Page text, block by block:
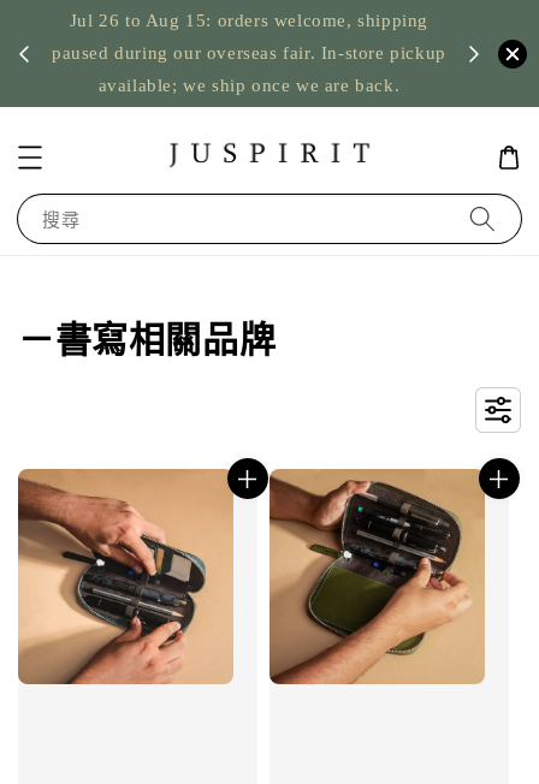
Jul 26 to Aug 15: orders welcome, shipping
paused during our overseas fair. In-store pickup
available; we ship once we are back.
US
搜尋
－書寫相關品牌